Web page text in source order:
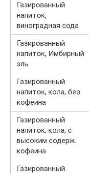
Газированный
напиток,
виноградная сода
Газированный
напиток, Имбирный
эль
Газированный
напиток, кола, без
кофеина
Газированный
напиток, кола, с
высоким содерж.
кофеина
Газированный